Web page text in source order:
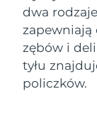
dwa
zapewniają
zębów i
tyłu
policzków.
Izrael
Włochy